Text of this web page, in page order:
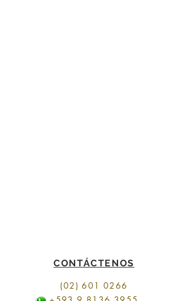
CONTÁCTENOS
(02) 601 0266